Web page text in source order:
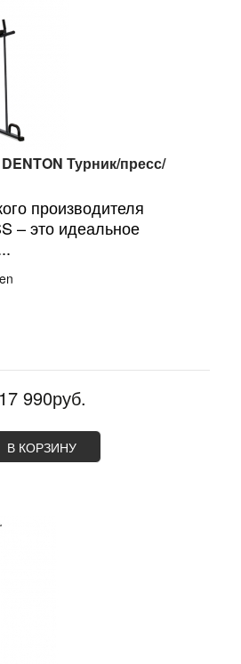
Турник/пресс/
производителя
– это идеальное
17 990руб.
В КОРЗИНУ